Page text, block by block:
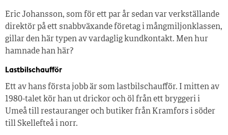
Eric Johansson, som för ett par år sedan var verkställande
direktör på ett snabbväxande företag i mångmiljonklassen,
gillar den här typen av vardaglig kundkontakt. Men hur
hamnade han här?
Lastbilschaufför
Ett av hans första jobb är som lastbilschaufför. I mitten av
1980-talet kör han ut drickor och öl från ett bryggeri i
Umeå till restauranger och butiker från Kramfors i söder
till Skellefteå i norr.